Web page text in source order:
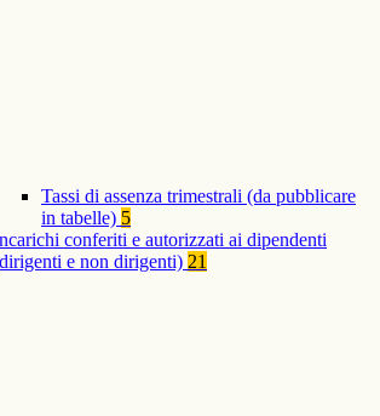
Tassi di assenza trimestrali (da pubblicare
in tabelle) 5
conferiti e autorizzati ai dipendenti
e non dirigenti) 21